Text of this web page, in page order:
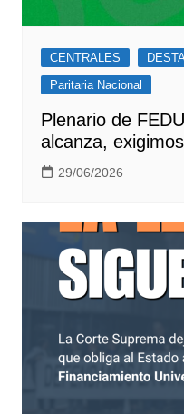
CENTRALES
Paritaria Nacional
Plenario de
alcanza,
29/06/2026